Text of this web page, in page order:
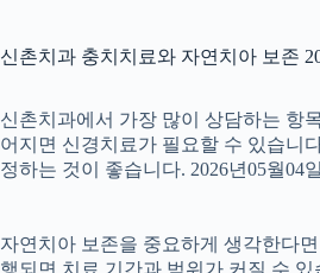
신촌치과 충치치료와 자연치아 보존
신촌치과에서 가장 많이 상담하는 항
어지면 신경치료가 필요할 수 있습니
정하는 것이 좋습니다. 2026년05월04
자연치아 보존을 중요하게 생각한다